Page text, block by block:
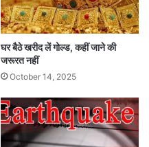
घर बैठे खरीद लें गोल्ड, कहीं जाने की
जरूरत नहीं
October 14, 2025